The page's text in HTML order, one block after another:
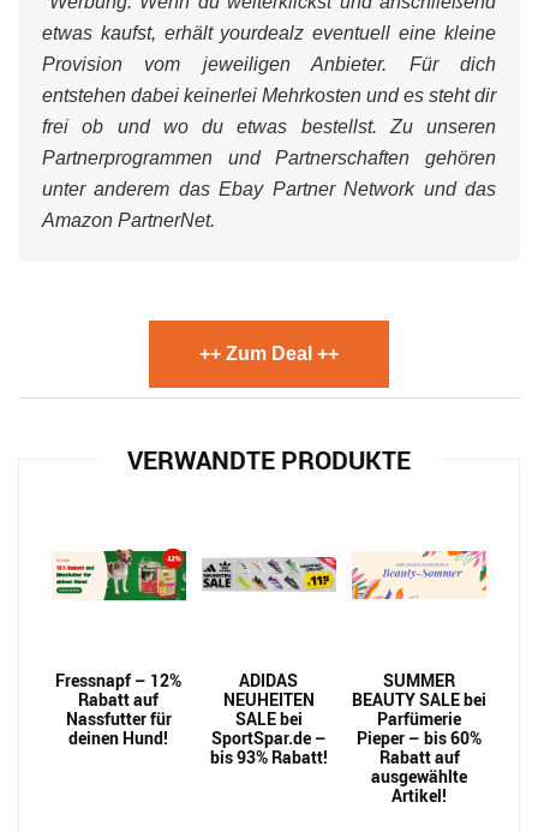
etwas kaufst, erhält yourdealz eventuell eine kleine
Provision vom jeweiligen Anbieter. Für dich
entstehen dabei keinerlei Mehrkosten und es steht dir
frei ob und wo du etwas bestellst. Zu unseren
Partnerprogrammen und Partnerschaften gehören
unter anderem das Ebay Partner Network und das
Amazon PartnerNet.
++ Zum Deal ++
VERWANDTE PRODUKTE
Fressnapf – 12%
Rabatt auf
Nassfutter für
deinen Hund!
ADIDAS
NEUHEITEN
SALE bei
SportSpar.de –
bis 93% Rabatt!
SUMMER
BEAUTY SALE bei
Parfümerie
Pieper – bis 60%
Rabatt auf
ausgewählte
Artikel!